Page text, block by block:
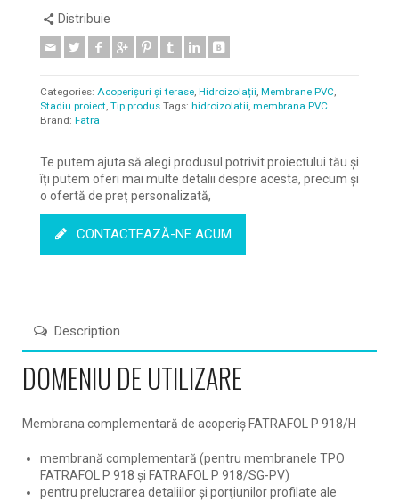
Distribuie
Categories: Acoperișuri și terase, Hidroizolații, Membrane PVC,
Stadiu proiect, Tip produs Tags: hidroizolatii, membrana PVC
Brand: Fatra
Te putem ajuta să alegi produsul potrivit proiectului tău și
îți putem oferi mai multe detalii despre acesta, precum și
o ofertă de preț personalizată,
CONTACTEAZĂ-NE ACUM
Description
DOMENIU DE UTILIZARE
Membrana complementară de acoperiș FATRAFOL P 918/H
membrană complementară (pentru membranele TPO
FATRAFOL P 918 şi FATRAFOL P 918/SG-PV)
pentru prelucrarea detaliilor şi porţiunilor profilate ale